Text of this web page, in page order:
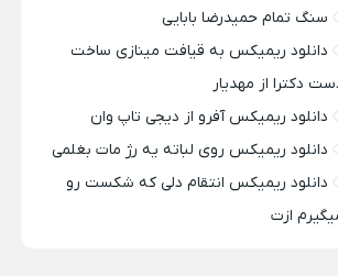
سنگ تمام حمیدرضا بابایی
دانلود ریمیکس به قیافت مینازی ساخت
دکترا از مهدیار
دانلود ریمیکس آفرو از ديجی تاپ وان
دانلود ریمیکس روی لباته یه رژ مات بغلمی
دانلود ریمیکس انتقام دلی که شکست رو
ازت